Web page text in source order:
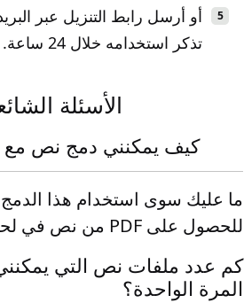
أو أرسل رابط التنزيل عبر
تذكر استخدامه خلال 24 ساعة.
الأسئلة
كيف يمكنني دمج نص مع PDF مجانًا؟
ما عليك سوى استخدام هذا الدمج
للحصول على PDF من نص في لحظة.
كم عدد ملفات نص التي
المرة الواحدة؟